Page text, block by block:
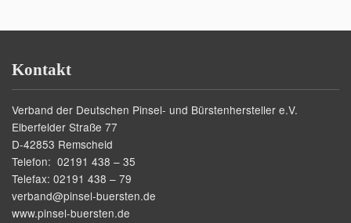
Kontakt
Verband der Deutschen Pinsel- und Bürstenhersteller e.V.
Elberfelder Straße 77
D-42853 Remscheid
Telefon: 02191 438 – 35
Telefax: 02191 438 – 79
verband@pinsel-buersten.de
www.pinsel-buersten.de